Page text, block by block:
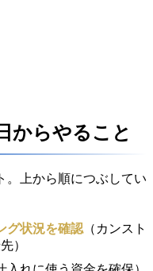
からやること
。上から順につぶしてい
グ状況を確認 （カンスト
）